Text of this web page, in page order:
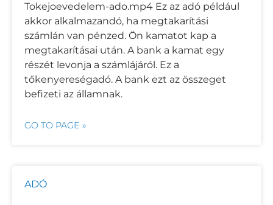
Tokejoevedelem-ado.mp4 Ez az adó például
akkor alkalmazandó, ha megtakarítási
számlán van pénzed. Ön kamatot kap a
megtakarításai után. A bank a kamat egy
részét levonja a számlájáról. Ez a
tőkenyereségadó. A bank ezt az összeget
befizeti az államnak.
GO TO PAGE »
ADÓ